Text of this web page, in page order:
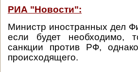
РИА "Новости":
Министр иностранных дел
если будет необходимо,
санкции против РФ,
происходящего.